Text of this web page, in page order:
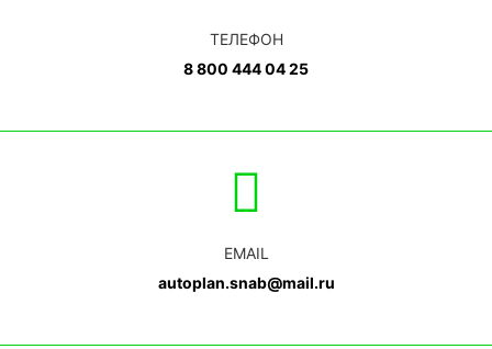
ТЕЛЕФОН
8 800 444 04 25
EMAIL
autoplan.snab@mail.ru